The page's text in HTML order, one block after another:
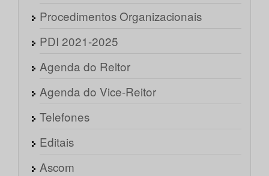
Procedimentos Organizacionais
PDI 2021-2025
Agenda do Reitor
Agenda do Vice-Reitor
Telefones
Editais
Ascom